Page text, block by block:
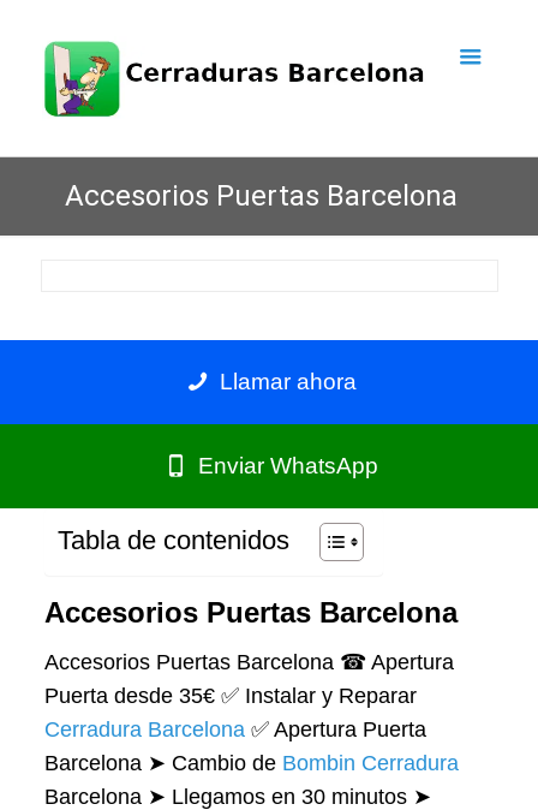
Accesorios Puertas Barcelona
Llamar ahora
Enviar WhatsApp
Tabla de contenidos
Accesorios Puertas Barcelona
Accesorios Puertas Barcelona ☎ Apertura
Puerta desde 35€ ✅ Instalar y Reparar
Cerradura Barcelona ✅ Apertura Puerta
Barcelona ➤ Cambio de Bombin Cerradura
Barcelona ➤ Llegamos en 30 minutos ➤